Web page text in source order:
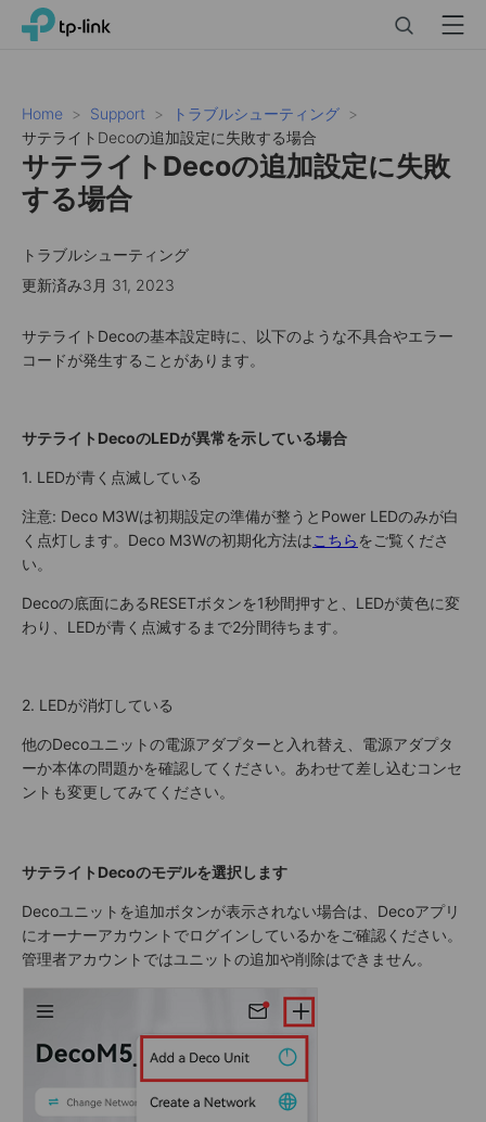
Click
navigation
TP-Link, Reliably Smart Menu
Home Support
トラブルシューティング
サテライトDecoの追加設定に失敗する場合
サテライトDecoの追加設定に失敗
する場合
トラブルシューティング
更新済み3月 31, 2023
サテライトDecoの基本設定時に、以下のような不具合やエラー
コードが発生することがあります。
サテライトDecoのLEDが異常を示している場合
1. LEDが青く点滅している
注意: Deco M3Wは初期設定の準備が整うとPower LEDのみが白
く点灯します。Deco M3Wの初期化方法はこちら をご覧くださ
い。
Decoの底面にあるRESETボタンを1秒間押すと、LEDが黄色に変
わり、LEDが青く点滅するまで2分間待ちます。
2. LEDが消灯している
他のDecoユニットの電源アダプターと入れ替え、電源アダプタ
ーか本体の問題かを確認してください。あわせて差し込むコンセ
ントも変更してみてください。
サテライトDecoのモデルを選択します
Decoユニットを追加ボタンが表示されない場合は、Decoアプリ
にオーナーアカウントでログインしているかをご確認ください。
管理者アカウントではユニットの追加や削除はできません。